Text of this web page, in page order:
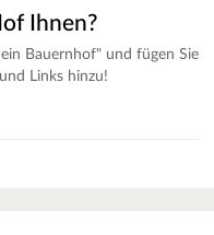
Ihnen?
Bauernhof" und fügen Sie
Links hinzu!